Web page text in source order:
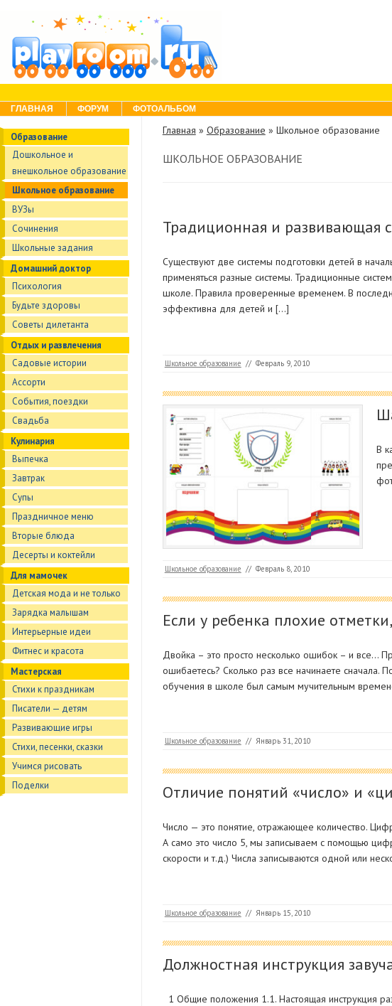
Menu
Skip to content
ГЛАВНАЯ ФОРУМ ФОТОАЛЬБОМ
Образование
Дошкольное и
внешкольное образование
Школьное образование
ВУЗы
Сочинения
Школьные задания
Домашний доктор
Психология
Будьте здоровы
Советы дилетанта
Отдых и развлечения
Садовые истории
Ассорти
События, поездки
Свадьба
Кулинария
Выпечка
Завтрак
Супы
Праздничное меню
Вторые блюда
Десерты и коктейли
Для мамочек
Детская мода и не только
Зарядка малышам
Интерьерные идеи
Фитнес и красота
Мастерская
Стихи к праздникам
Писатели — детям
Развивающие игры
Стихи, песенки, сказки
Учимся рисовать
Поделки
Главная » Образование » Школьное образование
ШКОЛЬНОЕ ОБРАЗОВАНИЕ
Традиционная и развивающая
Существуют две системы подготовки детей в
применяться разные системы. Традиционные
школе. Правила проверенные временем. В
эффективна для детей и […]
Школьное образование // Февраль 9, 2010
В
Школьное образование // Февраль 8, 2010
Если у ребенка плохие
Двойка – это просто несколько ошибок – и все…
ошибаетесь? Сколько раз все начинаете
обучения в школе был самым мучительным
Школьное образование // Январь 31, 2010
Отличие понятий «число» и
Число — это понятие, отражающее количество.
А само это число 5, мы записываем с помощью
скорости и т.д.) Числа записываются одной или
Школьное образование // Январь 15, 2010
Должностная инструкция
1 Общие положения 1.1. Настоящая инструкция